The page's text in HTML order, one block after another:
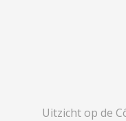
Uitzicht op de